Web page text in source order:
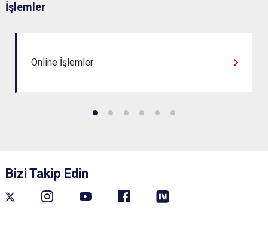
İşlemler
Online İşlemler
Bizi Takip Edin